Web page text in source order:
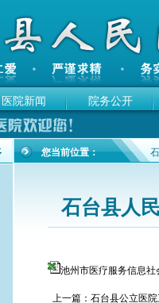
医院新闻 院务公开
您当前位置：
石台县人
池州市医疗服务信息社
上一篇： 石台县公立医